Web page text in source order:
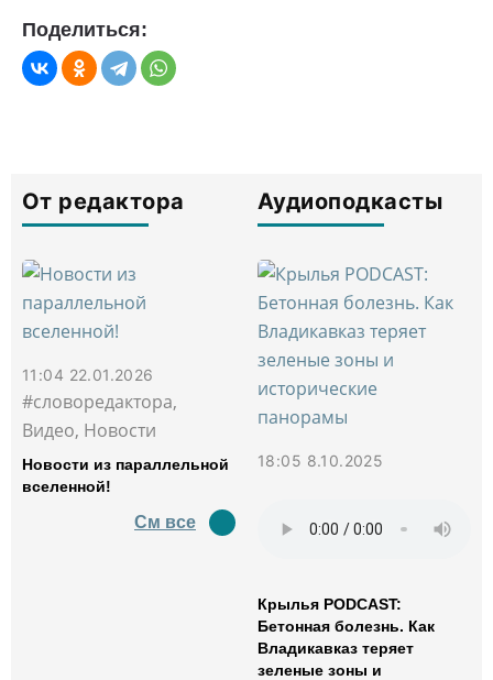
Поделиться:
От редактора
11:04 22.01.2026
#словоредактора,
Видео, Новости
Новости из параллельной
вселенной!
См все
Аудиоподкасты
18:05 8.10.2025
Крылья PODCAST:
Бетонная болезнь. Как
Владикавказ теряет
зеленые зоны и